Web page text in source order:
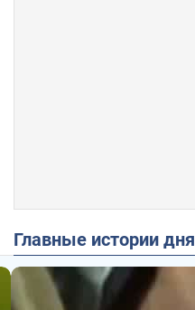
Главные истории дня